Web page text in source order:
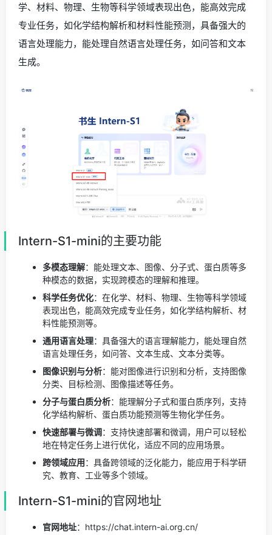
学、材料、物理、生物等科学领域表现出色，能高效完成
专业任务，如化学结构解析和材料性能预测，具备强大的
语言处理能力，能处理自然语言处理任务，如问答和文本
生成。
Intern-S1-mini的主要功能
多模态理解：能处理文本、图像、分子式、蛋白质等多
种模态的数据，实现跨模态的理解和推理。
科学任务优化：在化学、材料、物理、生物等科学领域
表现出色，能高效完成专业任务，如化学结构解析、材
料性能预测等。
通用语言处理：具备强大的语言理解能力，能处理自然
语言处理任务，如问答、文本生成、文本分类等。
图像识别与分析：能对图像进行识别和分析，支持图像
分类、目标检测、图像描述等任务。
分子与蛋白质分析：能理解分子式和蛋白质序列，支持
化学结构解析、蛋白质功能预测等生物化学任务。
快速部署与微调：支持快速部署和微调，用户可以轻松
地在特定任务上进行优化，适应不同的应用场景。
跨领域应用：具备跨领域的泛化能力，能应用于科学研
究、教育、工业等多个领域。
Intern-S1-mini的官网地址
官网地址：https://chat.intern-ai.org.cn/